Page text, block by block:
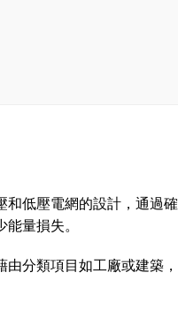
和低壓電網的設計，通過確
量損失。
分類項目如工廠或建築，